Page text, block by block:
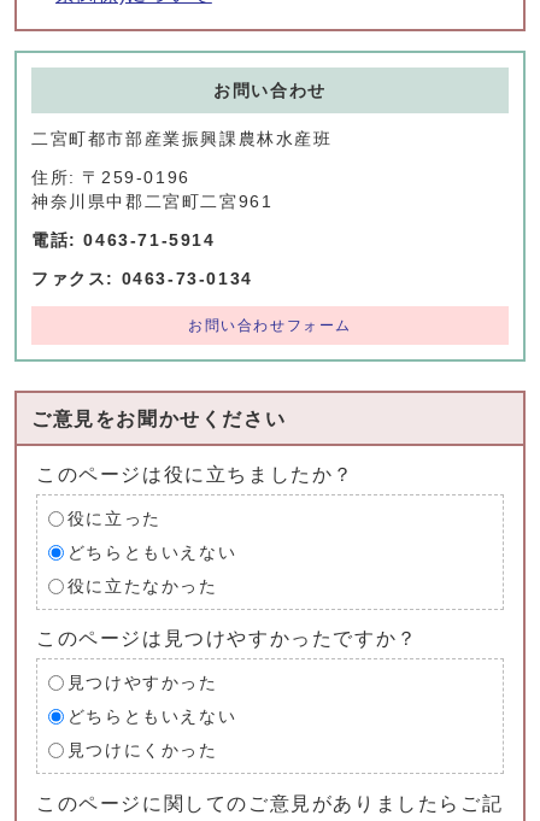
お問い合わせ
二宮町都市部産業振興課農林水産班
住所: 〒259-0196
神奈川県中郡二宮町二宮961
電話: 0463-71-5914
ファクス: 0463-73-0134
お問い合わせフォーム
ご意見をお聞かせください
このページは役に立ちましたか？
役に立った
どちらともいえない
役に立たなかった
このページは見つけやすかったですか？
見つけやすかった
どちらともいえない
見つけにくかった
このページに関してのご意見がありましたらご記